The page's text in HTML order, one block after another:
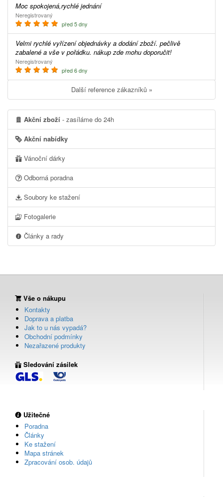
Moc spokojená,rychlé jednání
Neregistrovaný
před 5 dny
Velmi rychlé vyřízení objednávky a dodání zboží. pečlivě
zabalené a vše v pořádku. nákup zde mohu doporučit!
Neregistrovaný
před 6 dny
Další reference zákazníků »
Akční zboží - zasíláme do 24h
Akční nabídky
Vánoční dárky
Odborná poradna
Soubory ke stažení
Fotogalerie
Články a rady
Vše o nákupu
Kontakty
Doprava a platba
Jak to u nás vypadá?
Obchodní podmínky
Nezařazené produkty
Sledování zásilek
Užitečné
Poradna
Články
Ke stažení
Mapa stránek
Zpracování osob. údajů